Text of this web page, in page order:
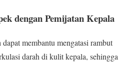
denganPemijatan Kepala
membantu mengatasi rambut
darah di kulit kepala, sehingga